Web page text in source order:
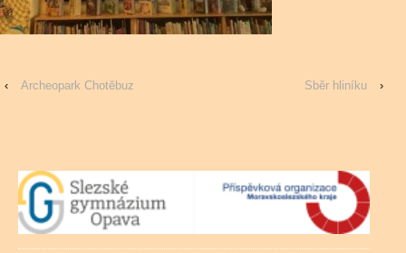
‹ Archeopark Chotěbuz Sběr hliníku ›